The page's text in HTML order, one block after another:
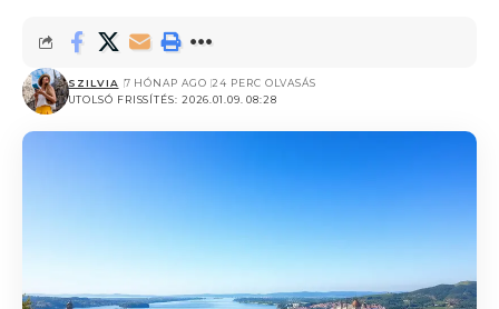
UTOLSÓ FRISSÍTÉS: 2026.01.09. 08:28
SZILVIA 7 HÓNAP AGO 24 PERC OLVASÁS